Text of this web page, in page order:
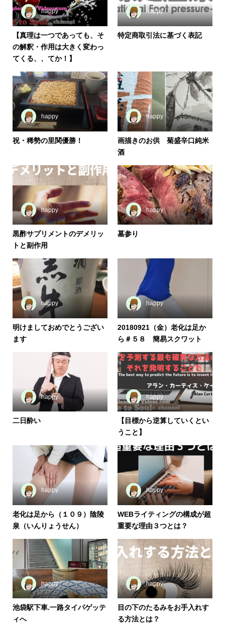
happy
【真理は一つであっても、そ
の解釈・作用は大きく変わっ
てくる、、てか！】
happy
特定商取引法に基づく表記
happy
祝・稀勢の里関優勝！
happy
画描きのお供 菊盛辛口純米
酒
happy
黒酢サプリメントのデメリッ
トと副作用
happy
墓参り
happy
明けましておめでとうござい
ます
happy
20180921（金）老化は足か
ら＃５８ 簡易スクワット
happy
二日酔い
happy
【目標から逆算していくとい
うこと】
happy
老化は足から（１０９）陰陵
泉（いんりょうせん）
happy
WEBライティングの構成が超
重要な理由３つとは？
happy
池袋駅下車.一路タイパゲッテ
ィへ
happy
目の下のたるみをお手入れす
る方法とは？